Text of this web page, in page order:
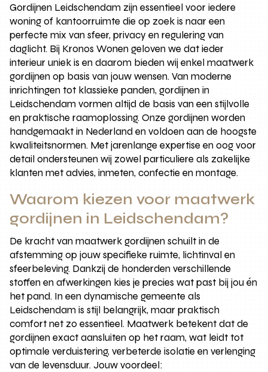
Gordijnen Leidschendam zijn essentieel voor iedere
woning of kantoorruimte die op zoek is naar een
perfecte mix van sfeer, privacy en regulering van
daglicht. Bij Kronos Wonen geloven we dat ieder
interieur uniek is en daarom bieden wij enkel maatwerk
gordijnen op basis van jouw wensen. Van moderne
inrichtingen tot klassieke panden, gordijnen in
Leidschendam vormen altijd de basis van een stijlvolle
en praktische raamoplossing. Onze gordijnen worden
handgemaakt in Nederland en voldoen aan de hoogste
kwaliteitsnormen. Met jarenlange expertise en oog voor
detail ondersteunen wij zowel particuliere als zakelijke
klanten met advies, inmeten, confectie en montage.
Waarom kiezen voor maatwerk
gordijnen in Leidschendam?
De kracht van maatwerk gordijnen schuilt in de
afstemming op jouw specifieke ruimte, lichtinval en
sfeerbeleving. Dankzij de honderden verschillende
stoffen en afwerkingen kies je precies wat past bij jou én
het pand. In een dynamische gemeente als
Leidschendam is stijl belangrijk, maar praktisch
comfort net zo essentieel. Maatwerk betekent dat de
gordijnen exact aansluiten op het raam, wat leidt tot
optimale verduistering, verbeterde isolatie en verlenging
van de levensduur. Jouw voordeel: